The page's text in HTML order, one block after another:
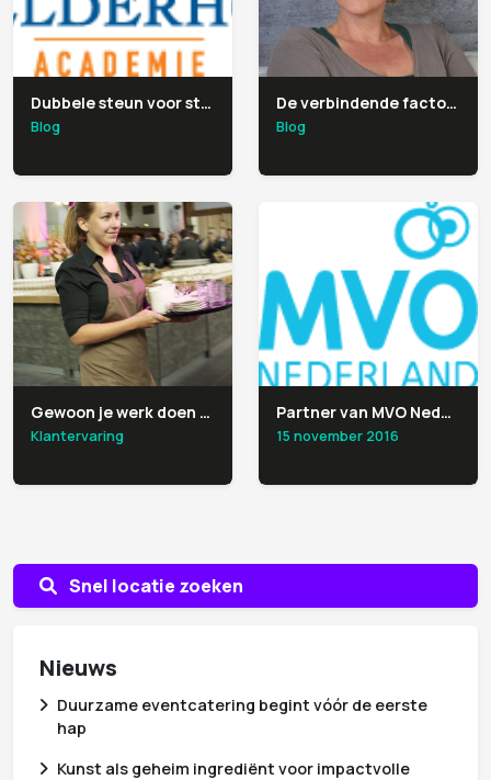
Snel locatie zoeken
Nieuws
Duurzame eventcatering begint vóór de eerste
hap
Kunst als geheim ingrediënt voor impactvolle
Dubbele steun voor studenten van Spelderholt
Blog
De verbindende factor – en waarom we zo graag koffie komen drinken
Blog
Gewoon je werk doen en ook goede doelen steunen
Klantervaring
Partner van MVO Nederland
15 november 2016